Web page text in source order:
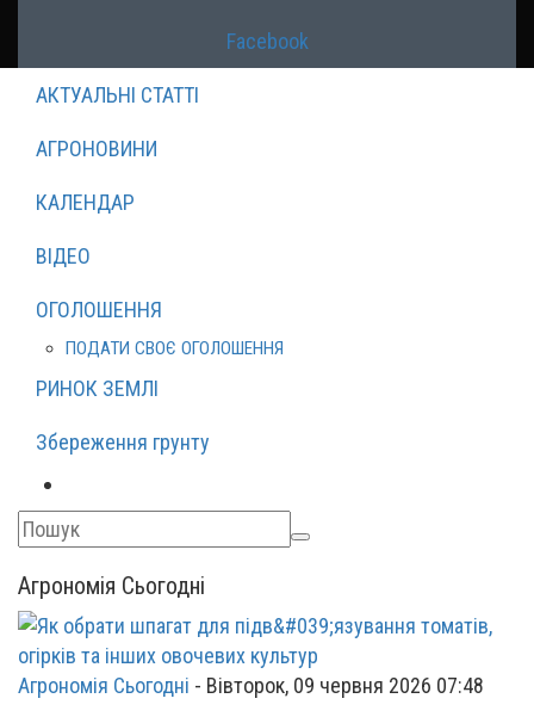
Facebook
АКТУАЛЬНІ СТАТТІ
АГРОНОВИНИ
КАЛЕНДАР
ВІДЕО
ОГОЛОШЕННЯ
ПОДАТИ СВОЄ ОГОЛОШЕННЯ
РИНОК ЗЕМЛІ
Збереження грунту
Агрономія Сьогодні
Агрономія Сьогодні - Вівторок, 09 червня 2026 07:48